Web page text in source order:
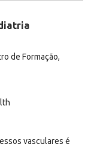
de Formação,
vasculares é